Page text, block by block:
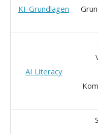
KI-Grundlagen
AI Literacy